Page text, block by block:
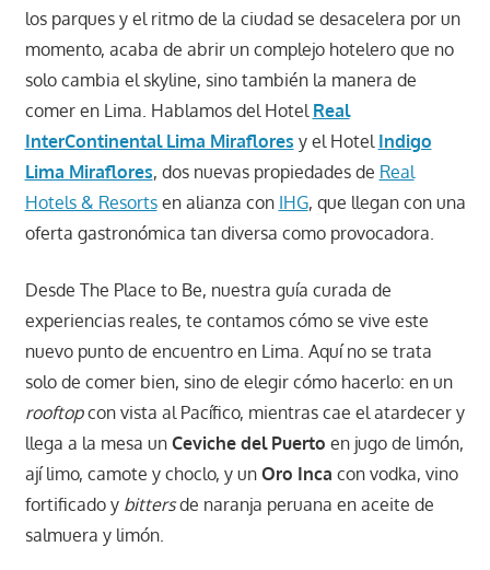
los parques y el ritmo de la ciudad se desacelera por un
momento, acaba de abrir un complejo hotelero que no
solo cambia el skyline, sino también la manera de
comer en Lima. Hablamos del Hotel Real
InterContinental Lima Miraflores y el Hotel Indigo
Lima Miraflores, dos nuevas propiedades de Real
Hotels & Resortsen alianza con IHG, que llegan con una
oferta gastronómica tan diversa como provocadora.
Desde The Place to Be, nuestra guía curada de
experiencias reales, te contamos cómo se vive este
nuevo punto de encuentro en Lima. Aquí no se trata
solo de comer bien, sino de elegir cómo hacerlo: en un
rooftopcon vista al Pacífico, mientras cae el atardecer y
llega a la mesa un Ceviche del Puerto en jugo de limón,
ají limo, camote y choclo, y un Oro Inca con vodka, vino
fortificado y bittersde naranja peruana en aceite de
salmuera y limón.